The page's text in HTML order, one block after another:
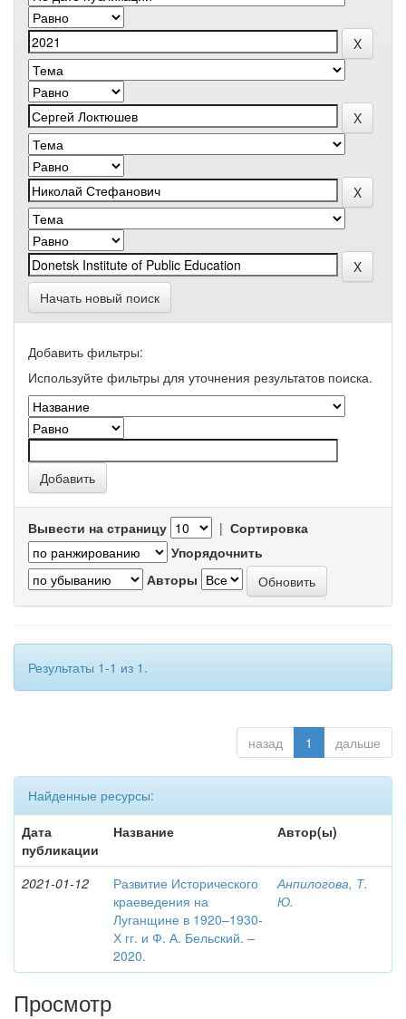
Начать новый поиск
Добавить фильтры:
Используйте фильтры для уточнения результатов поиска.
Вывести на страницу | Сортировка
Упорядочнить
Авторы
Результаты 1-1 из 1.
назад 1 дальше
Найденные ресурсы:
Дата
публикации
Название Автор(ы)
2021-01-12
Развитие Исторического
краеведения на
Луганщине в 1920–1930-
Х гг. и Ф. А. Бельский. –
2020.
Анпилогова, Т.
Ю.
Просмотр